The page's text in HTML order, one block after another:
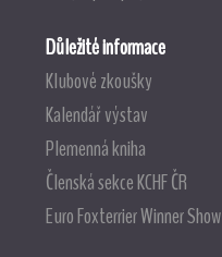
Důležité informace
Klubové zkoušky
Kalendář výstav
Plemenná kniha
Členská sekce KCHF ČR
Euro Foxterrier Winner Show